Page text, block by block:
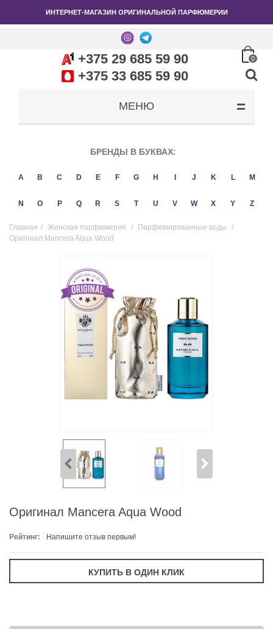
ИНТЕРНЕТ-МАГАЗИН ОРИГИНАЛЬНОЙ ПАРФЮМЕРИИ
+375 29 685 59 90
+375 33 685 59 90
0
МЕНЮ
БРЕНДЫ В БУКВАХ:
A B C D E F G H J K L M
N O P Q R S T U V W X Y Z
Главная / Женская парфюмерия / Парфюмированные воды
/
Оригинал Mancera Aqua Wood
Оригинал Mancera Aqua Wood
Рейтинг: Напишите отзыв первым!